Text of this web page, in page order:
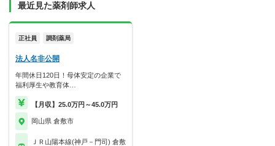
最近見た薬剤師求人
正社員 調剤薬局
法人名非公開
年間休日120日！母体安定の企業で
福利厚生や教育体…
【月収】25.0万円～45.0万円
岡山県 倉敷市
ＪＲ山陽本線(神戸－門司) 倉敷